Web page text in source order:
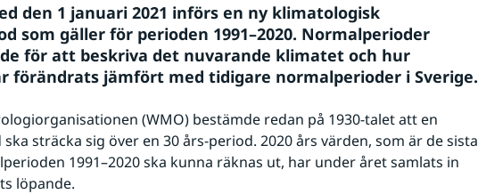
den 1 januari 2021 införs en ny klimatologisk
som gäller för perioden 1991–2020. Normalperioder
för att beskriva det nuvarande klimatet och hur
förändrats jämfört med tidigare normalperioder i Sverige.
(WMO) bestämde redan på 1930-talet att en
sträcka sig över en 30 års-period. 2020 års värden, som är de sista
1991–2020 ska kunna räknas ut, har under året samlats in
löpande.